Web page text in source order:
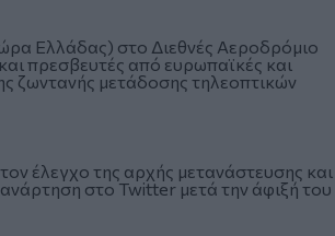
Ελλάδας) στο Διεθνές Αεροδρόμιο
πρεσβευτές από ευρωπαϊκές και
ζωντανής μετάδοσης τηλεοπτικών
έλεγχο της αρχής μετανάστευσης και
στο Twitter μετά την άφιξή του